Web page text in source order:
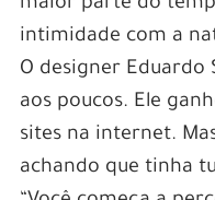
maior parte do
intimidade com a
O designer Eduardo
aos poucos. Ele
sites na internet.
achando que tinha